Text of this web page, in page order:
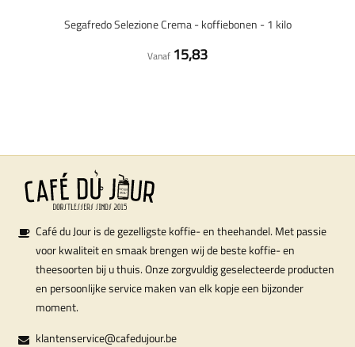
Segafredo Selezione Crema - koffiebonen - 1 kilo
Vanaf 15,83
Café du Jour is de gezelligste koffie- en theehandel. Met passie
voor kwaliteit en smaak brengen wij de beste koffie- en
theesoorten bij u thuis. Onze zorgvuldig geselecteerde producten
en persoonlijke service maken van elk kopje een bijzonder
moment.
klantenservice@cafedujour.be